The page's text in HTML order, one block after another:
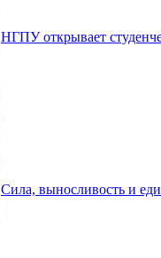
НГПУ открывает
Сила, выносливость и